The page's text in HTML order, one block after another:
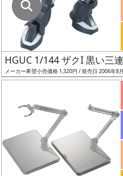
ク
ス
ア
ラ
ス
HGUC 1/144 ザクI 黒い三
メーカー希望小売価格 1,320円 / 発売日 2006年8